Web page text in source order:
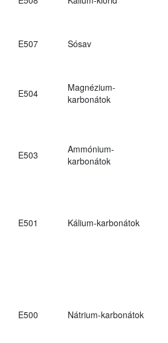
E507 Sósav
E504
Magnézium-
karbonátok
E503
Ammónium-
karbonátok
E501 Kálium-karbonátok
E500 Nátrium-karbonátok